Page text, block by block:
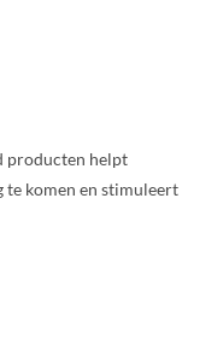
producten helpt
te komen en stimuleert